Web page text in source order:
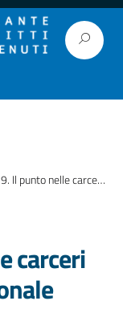
nelle carceri del Lazio e il dato nazionale
carceri